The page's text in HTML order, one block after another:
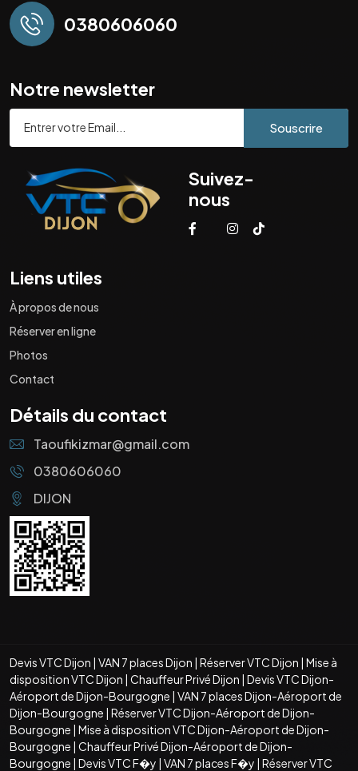
0380606060
Notre newsletter
Souscrire
Suivez-
nous
Liens utiles
À propos de nous
Réserver en ligne
Photos
Contact
Détails du contact
Taoufikizmar@gmail.com
0380606060
DIJON
Devis VTC Dijon | VAN 7 places Dijon | Réserver VTC Dijon | Mise à
disposition VTC Dijon | Chauffeur Privé Dijon | Devis VTC Dijon-
Aéroport de Dijon-Bourgogne | VAN 7 places Dijon-Aéroport de
Dijon-Bourgogne | Réserver VTC Dijon-Aéroport de Dijon-
Bourgogne | Mise à disposition VTC Dijon-Aéroport de Dijon-
Bourgogne | Chauffeur Privé Dijon-Aéroport de Dijon-
Bourgogne | Devis VTC F�y | VAN 7 places F�y | Réserver VTC